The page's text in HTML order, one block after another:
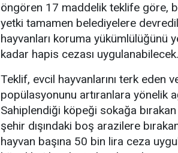
öngören 17 maddelik teklife göre,
yetki tamamen belediyelere
hayvanları koruma yükümlülüğünü
kadar hapis cezası uygulanabilecek.
Teklif, evcil hayvanlarını terk eden
popülasyonunu artıranlara yönelik
Sahiplendiği köpeği sokağa
şehir dışındaki boş arazilere
hayvan başına 50 bin lira ceza